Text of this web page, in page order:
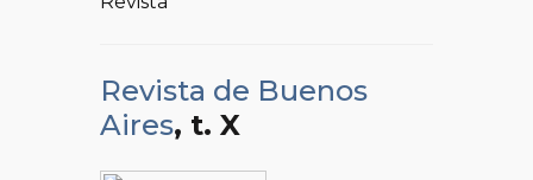
Revista de Buenos
Aires, t. X